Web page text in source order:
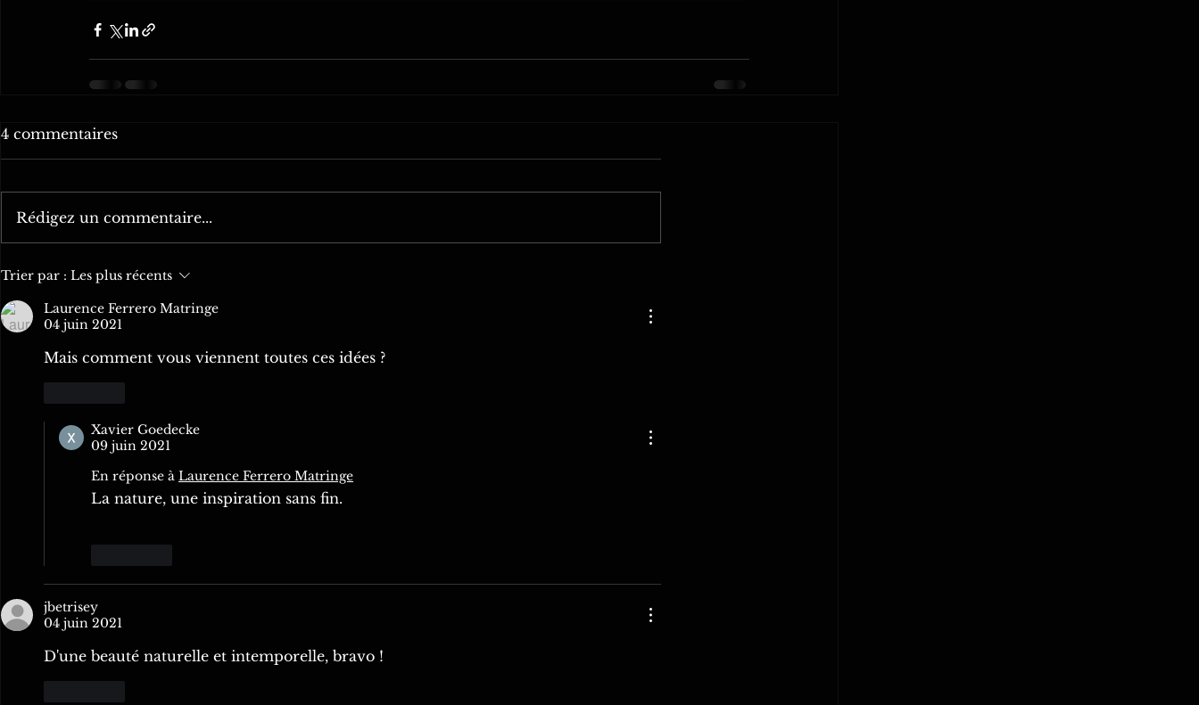
4 commentaires
Rédigez un commentaire...
Trier par : Les plus récents
Laurence Ferrero Matringe
04 juin 2021
Mais comment vous viennent toutes ces idées ?
Xavier Goedecke
09 juin 2021
En réponse à Laurence Ferrero Matringe
La nature, une inspiration sans fin.
jbetrisey
04 juin 2021
D'une beauté naturelle et intemporelle, bravo !